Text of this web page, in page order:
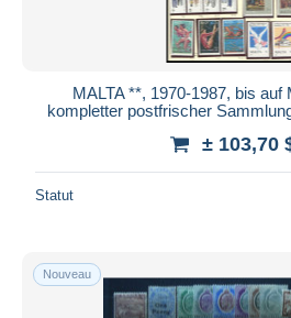
MALTA **, 1970-1987, bis auf
kompletter postfrischer
± 103,70
Statut
Nouveau